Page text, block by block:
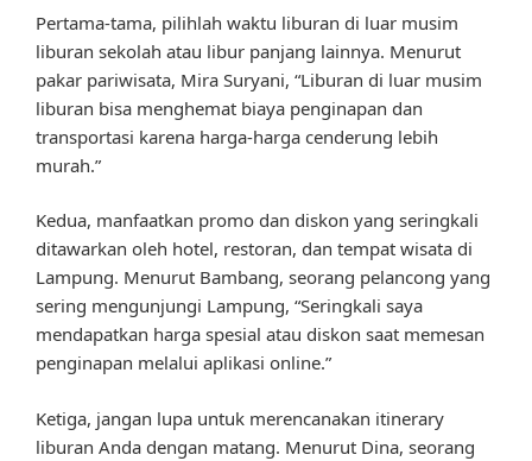
Pertama-tama, pilihlah waktu liburan di luar musim
liburan sekolah atau libur panjang lainnya. Menurut
pakar pariwisata, Mira Suryani, “Liburan di luar musim
liburan bisa menghemat biaya penginapan dan
transportasi karena harga-harga cenderung lebih
murah.”
Kedua, manfaatkan promo dan diskon yang seringkali
ditawarkan oleh hotel, restoran, dan tempat wisata di
Lampung. Menurut Bambang, seorang pelancong yang
sering mengunjungi Lampung, “Seringkali saya
mendapatkan harga spesial atau diskon saat memesan
penginapan melalui aplikasi online.”
Ketiga, jangan lupa untuk merencanakan itinerary
liburan Anda dengan matang. Menurut Dina, seorang